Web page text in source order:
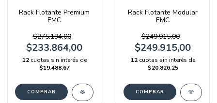
Rack Flotante Premium
EMC
$275.134,00
$233.864,00
12 cuotas sin interés de
$19.488,67
COMPRAR
Rack Flotante Modular
EMC
$249.915,00
$249.915,00
12 cuotas sin interés de
$20.826,25
COMPRAR